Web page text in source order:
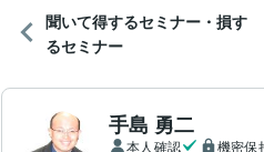
聞いて得するセミナー・損す
るセミナー
手島 勇二
本人確認 機密保